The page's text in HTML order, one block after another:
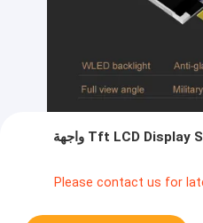
Polcd 240X320 2.4 بوصة Tft LCD Display SPI واجهة